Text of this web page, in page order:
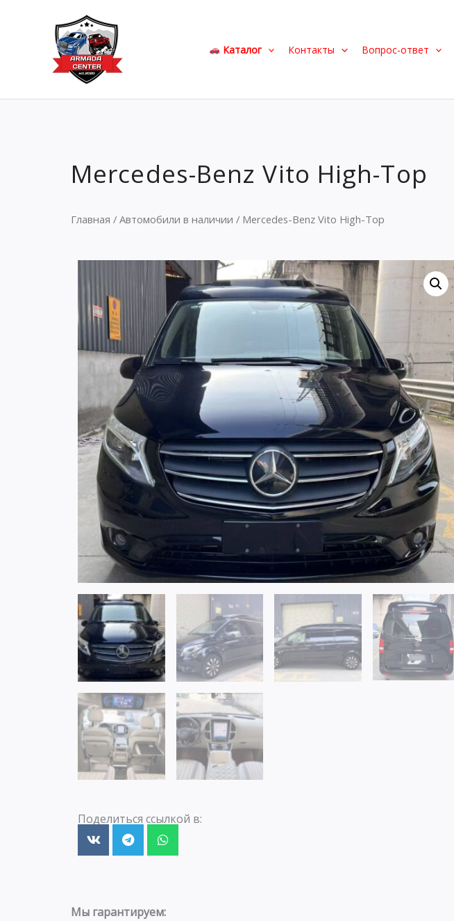
содержимому
Каталог Контакты Вопрос-ответ
Mercedes-Benz Vito High-Top
Главная / Автомобили в наличии / Mercedes-Benz Vito High-Top
Поделиться ссылкой в:
Мы гарантируем: